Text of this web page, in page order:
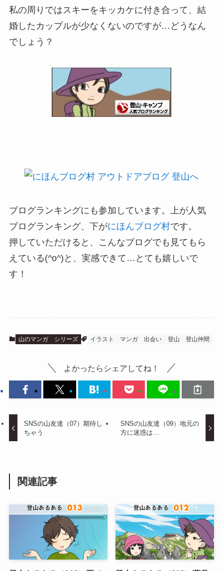
私の周りではスキーをキッカケに付き合って、結
婚したカップルが少なくないのですが…どうなん
でしょう？
ブログランキングにも参加しています。上が人気
ブログランキング、下がにほんブログ村です。
押していただけると、こんなブログでも見てもら
えている(^o^)と、実感できて…とても嬉しいで
す！
山のマンガ シリーズ イラスト マンガ 出会い 登山 登山仲間
よかったらシェアしてね！
SNSの山友達（07）期待し
ちゃう
SNSの山友達（09）地元の
方に迷惑は…
関連記事